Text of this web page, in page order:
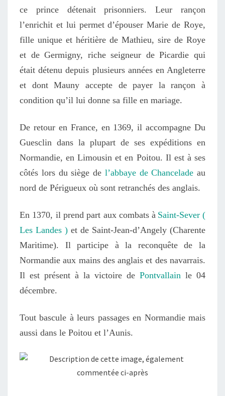
ce prince détenait prisonniers. Leur rançon
l’enrichit et lui permet d’épouser Marie de Roye,
fille unique et héritière de Mathieu, sire de Roye
et de Germigny, riche seigneur de Picardie qui
était détenu depuis plusieurs années en Angleterre
et dont Mauny accepte de payer la rançon à
condition qu’il lui donne sa fille en mariage.
De retour en France, en 1369,il accompagne Du
Guesclin dans la plupart de ses expéditions en
Normandie, en Limousin et en Poitou. Il est à ses
côtés lors du siège de l’abbaye de Chancelade au
nord de Périgueux où sont retranchés des anglais.
En 1370, il prend part aux combats à Saint-Sever(
Les Landes ) et de Saint-Jean-d’Angely (Charente
Maritime). Il participe à la reconquête de la
Normandie aux mains des anglaiset des navarrais.
Il est présent à la victoire de Pontvallain le 04
décembre.
Tout bascule à leurs passages en Normandie mais
aussi dans le Poitou et l’Aunis.